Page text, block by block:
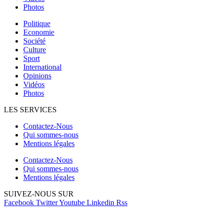
Photos
Politique
Economie
Société
Culture
Sport
International
Opinions
Vidéos
Photos
LES SERVICES
Contactez-Nous
Qui sommes-nous
Mentions légales
Contactez-Nous
Qui sommes-nous
Mentions légales
SUIVEZ-NOUS SUR
Facebook TwitterYoutube Linkedin Rss